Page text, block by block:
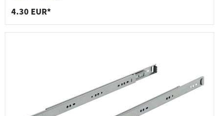
4.30 EUR*